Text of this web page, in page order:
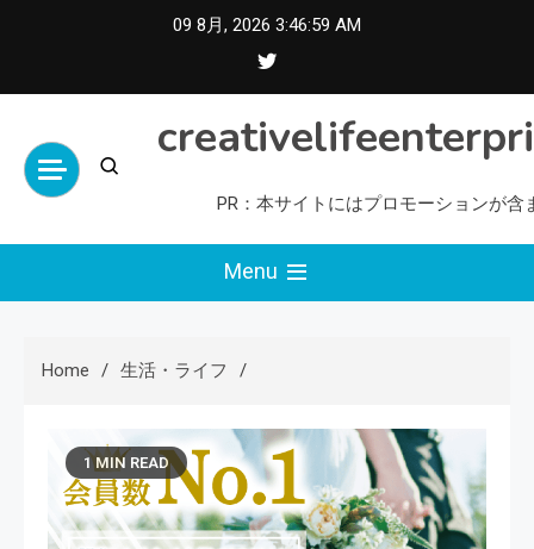
09 8月, 2026 3:47:00 AM
PR：本サイトにはプロモーションが含
Menu
Home 生活・ライフ
1 MIN READ